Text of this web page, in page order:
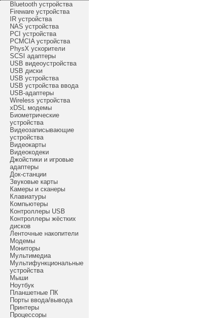
Bluetooth устройства
Fireware устройства
IR устройства
NAS устройства
PCI устройства
PCMCIA устройства
PhysX ускорители
SCSI адаптеры
USB видеоустройства
USB диски
USB устройства
USB устройства ввода
USB-адаптеры
Wireless устройства
xDSL модемы
Биометрические
устройства
Видеозаписывающие
устройства
Видеокарты
Видеокодеки
Джойстики и игровые
адаптеры
Док-станции
Звуковые карты
Камеры и сканеры
Клавиатуры
Компьютеры
Контроллеры USB
Контроллеры жёстких
дисков
Ленточные накопители
Модемы
Мониторы
Мультимедиа
Мультифункциональные
устройства
Мыши
Ноутбук
Планшетные ПК
Порты ввода/вывода
Принтеры
Процессоры